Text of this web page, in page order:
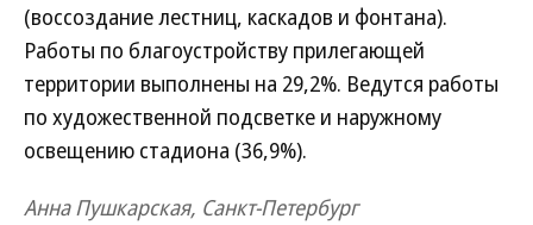
(воссоздание лестниц, каскадов и фонтана).
Работы по благоустройству прилегающей
территории выполнены на 29,2%. Ведутся работы
по художественной подсветке и наружному
освещению стадиона (36,9%).
Анна Пушкарская, Санкт-Петербург